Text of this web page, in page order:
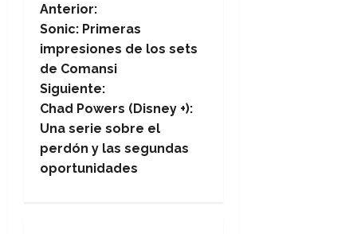
N
a
v
e
g
a
Anterior:
Sonic: Primeras
impresiones de los sets
de Comansi
Siguiente:
Chad Powers (Disney +):
Una serie sobre el
perdón y las segundas
oportunidades